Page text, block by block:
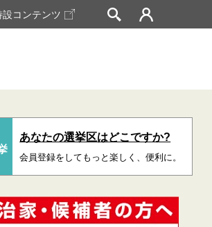
設コンテンツ
あなたの選挙区はどこですか?
会員登録をしてもっと楽しく、便利に。